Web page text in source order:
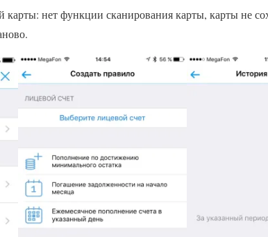
карты: нет функции сканирования карты, карты не